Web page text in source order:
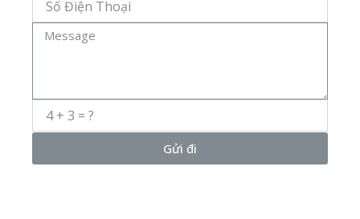
Điện
Thoại
Message
Gửi đi